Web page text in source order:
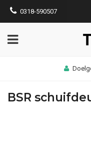
0318-590507
BSR